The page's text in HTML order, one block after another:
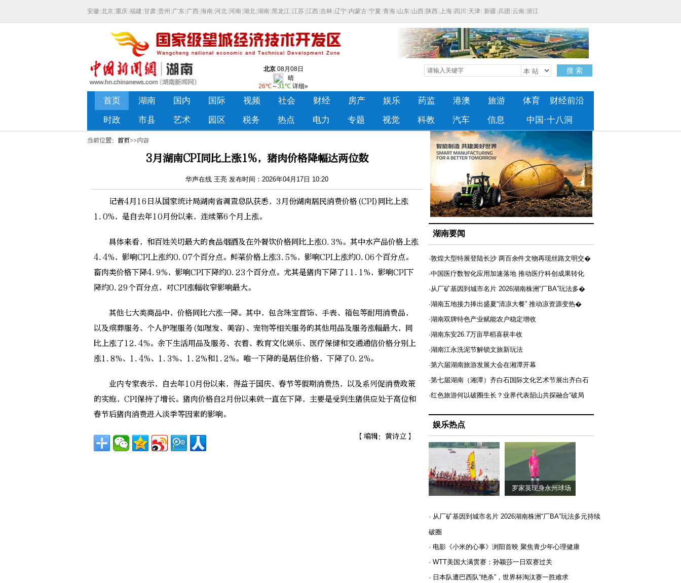
当前位置： 首页>>内容
3月湖南CPI同比上涨1%，猪肉价格降幅达两位数
华声在线 王亮 发布时间：2026年04月17日 10:20
记者4月16日从国家统计局湖南省调查总队获悉，3月份湖南居民消费价格(CPI)同比上涨
1.0%，是自去年10月份以来，连续第6个月上涨。
具体来看，和百姓关切最大的食品烟酒及在外餐饮价格同比上涨0.3%。其中水产品价格上涨
4.4%，影响CPI上涨约0.07个百分点。鲜菜价格上涨3.5%，影响CPI上涨约0.06个百分点。
畜肉类价格下降4.9%，影响CPI下降约0.23个百分点。尤其是猪肉下降了11.1%，影响CPI下
降约0.29个百分点，对CPI涨幅收窄影响最大。
其他七大类商品中，价格同比六涨一降。其中，包含珠宝首饰、手表、箱包等耐用消费品，
以及殡葬服务、个人护理服务(如理发、美容)、宠物等相关服务的其他用品及服务涨幅最大，同
比上涨了12.4%。余下生活用品及服务、衣着、教育文化娱乐、医疗保健和交通通信价格分别上
涨1.8%、1.4%、1.3%、1.2%和1.2%。唯一下降的是居住价格，下降了0.2%。
业内专家表示，自去年10月份以来，得益于国庆、春节等假期消费热，以及系列促消费政策
的实施，CPI保持了增长。猪肉价格自2月份以来就一直在下降，主要是受到生猪供应处于高位和
春节后猪肉消费进入淡季等因素的影响。
【编辑：黄诗立】
湖南要闻
·敦煌大型特展登陆长沙 两百余件文物再现丝路文明交�
·中国医疗数智化应用加速落地 推动医疗科创成果转化
·从厂矿基因到城市名片 2026湖南株洲“厂BA”玩法多�
·湖南五地接力捧出盛夏“清凉大餐” 推动凉资源变热�
·湖南双牌特色产业赋能农户稳定增收
·湖南东安26.7万亩早稻喜获丰收
·湖南江永洗泥节解锁文旅新玩法
·第六届湖南旅游发展大会在湘潭开幕
·第七届湖南（湘潭）齐白石国际文化艺术节展出齐白石
·红色旅游何以破圈生长？业界代表韶山共探融合“破局
娱乐热点
罗家英现身永州球场
· 从厂矿基因到城市名片 2026湖南株洲“厂BA”玩法多元持续
破圈
· 电影《小米的心事》浏阳首映 聚焦青少年心理健康
· WTT美国大满贯赛：孙颖莎一日双赛过关
· 日本队遭巴西队“绝杀”，世界杯淘汰赛一胜难求